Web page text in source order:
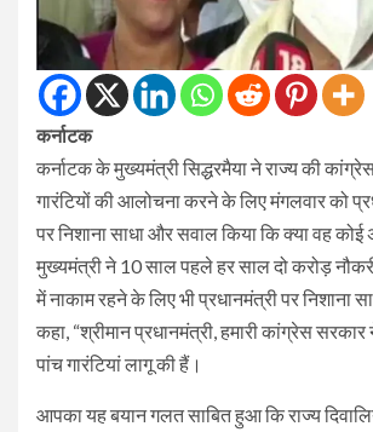
कर्नाटक
कर्नाटक के मुख्यमंत्री सिद्धरमैया ने राज्य की
गारंटियों की आलोचना करने के लिए मंगलवार को
पर निशाना साधा और सवाल किया कि क्या वह कोई
मुख्यमंत्री ने 10 साल पहले हर साल दो करोड़
में नाकाम रहने के लिए भी प्रधानमंत्री पर निशाना
कहा, “श्रीमान प्रधानमंत्री, हमारी कांग्रेस
पांच गारंटियां लागू की हैं।
आपका यह बयान गलत साबित हुआ कि राज्य